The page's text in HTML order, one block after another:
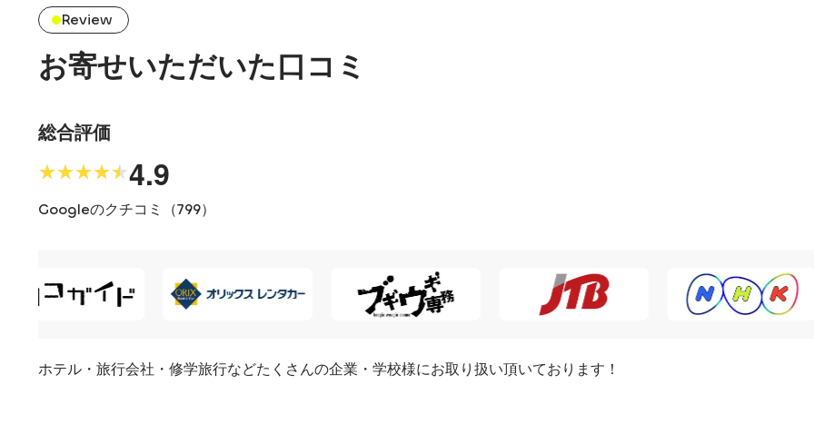
幻の島上陸+トロピカルシュノーケル(直接集合で
半日コース
Review
お寄せいただいた口コミ
総合評価
★★★★★
★★★★★4.9
Googleのクチコミ（799）
ホテル・旅行会社・修学旅行などたくさんの企業・学校様にお取り扱い頂いております！